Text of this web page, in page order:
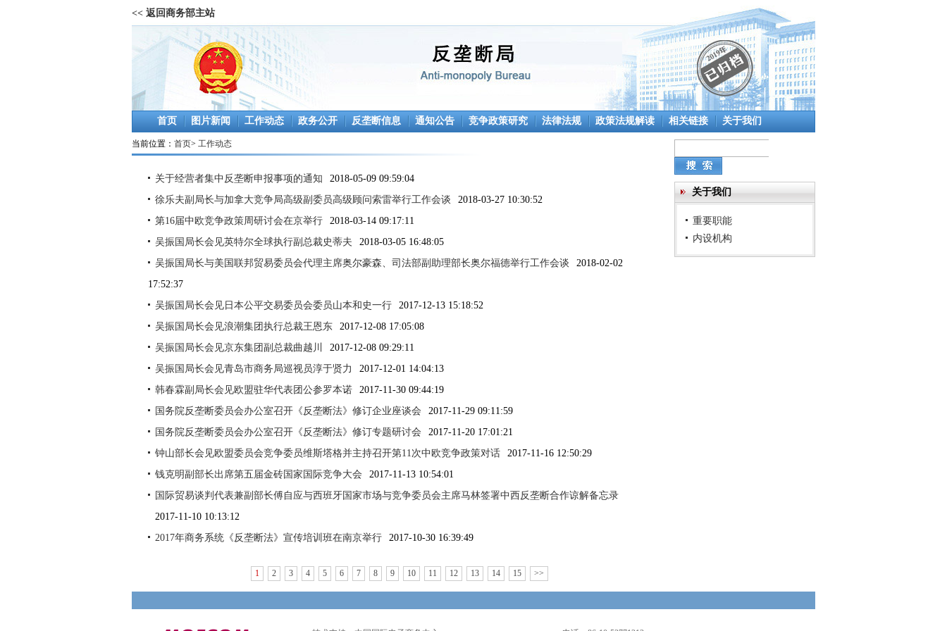
<< 返回商务部主站
首页 图片新闻 工作动态 政务公开 反垄断信息 通知公告 竞争政策研究 法律法规 政策法规解读 相关链接 关于我们
当前位置： 首页> 工作动态
关于经营者集中反垄断申报事项的通知
2018-05-09 09:59:04
徐乐夫副局长与加拿大竞争局高级副委员高级顾问索雷举行工作会谈
2018-03-27 10:30:52
第16届中欧竞争政策周研讨会在京举行
2018-03-14 09:17:11
吴振国局长会见英特尔全球执行副总裁史蒂夫
2018-03-05 16:48:05
吴振国局长与美国联邦贸易委员会代理主席奥尔豪森、司法部副助理部长奥尔福德举行工作会谈
2018-02-02
17:52:37
吴振国局长会见日本公平交易委员会委员山本和史一行
2017-12-13 15:18:52
吴振国局长会见浪潮集团执行总裁王恩东
2017-12-08 17:05:08
吴振国局长会见京东集团副总裁曲越川
2017-12-08 09:29:11
吴振国局长会见青岛市商务局巡视员淳于贤力
2017-12-01 14:04:13
韩春霖副局长会见欧盟驻华代表团公参罗本诺
2017-11-30 09:44:19
国务院反垄断委员会办公室召开《反垄断法》修订企业座谈会
2017-11-29 09:11:59
国务院反垄断委员会办公室召开《反垄断法》修订专题研讨会
2017-11-20 17:01:21
钟山部长会见欧盟委员会竞争委员维斯塔格并主持召开第11次中欧竞争政策对话
2017-11-16 12:50:29
钱克明副部长出席第五届金砖国家国际竞争大会
2017-11-13 10:54:01
国际贸易谈判代表兼副部长傅自应与西班牙国家市场与竞争委员会主席马林签署中西反垄断合作谅解备忘录
2017-11-10 10:13:12
2017年商务系统《反垄断法》宣传培训班在南京举行
2017-10-30 16:39:49
1 2 3 4 5 6 7 8 9 10 11 12 13 14 15 >>
关于我们
重要职能
内设机构